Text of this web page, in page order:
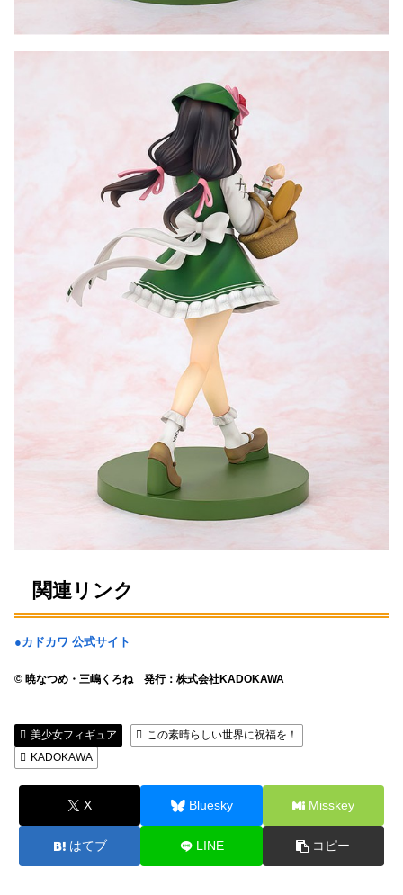
関連リンク
●カドカワ 公式サイト
© 暁なつめ・三嶋くろね 発行：株式会社KADOKAWA
美少女フィギュア
この素晴らしい世界に祝福を！
KADOKAWA
X Bluesky Misskey
はてブ LINE コピー